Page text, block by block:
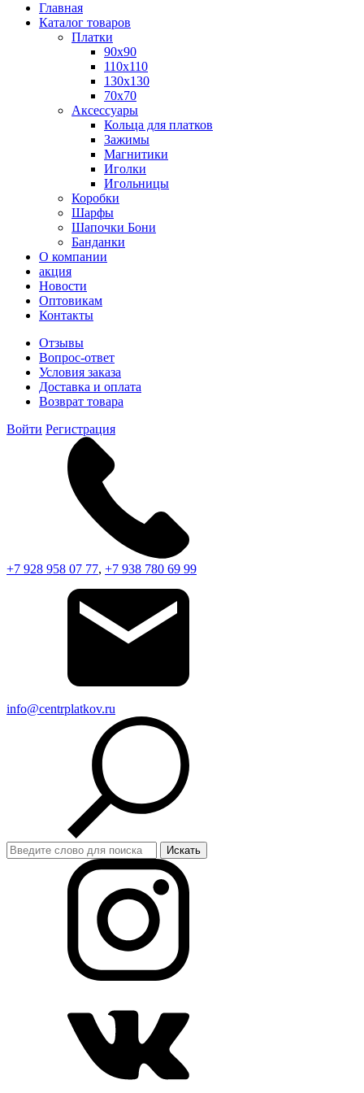
Главная
Каталог товаров
Платки
90x90
110x110
130x130
70х70
Аксессуары
Кольца для платков
Зажимы
Магнитики
Иголки
Игольницы
Коробки
Шарфы
Шапочки Бони
Банданки
О компании
акция
Новости
Оптовикам
Контакты
Отзывы
Вопрос-ответ
Условия заказа
Доставка и оплата
Возврат товара
Войти Регистрация
+7 928 958 07 77, +7 938 780 69 99
info@centrplatkov.ru